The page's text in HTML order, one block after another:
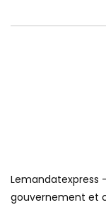
Lemandatexpress
gouvernement et